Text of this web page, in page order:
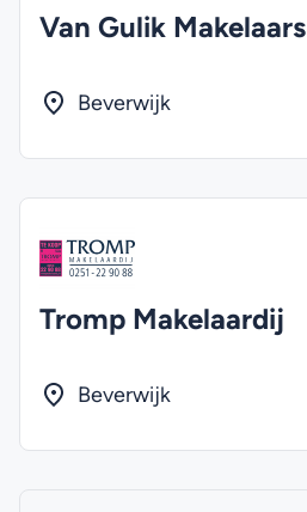
Van Gulik Makelaars
Beverwijk
Tromp Makelaardij
Beverwijk